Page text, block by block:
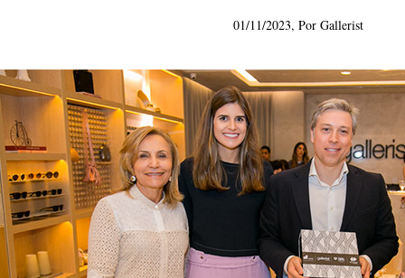
01/11/2023, Por Gallerist